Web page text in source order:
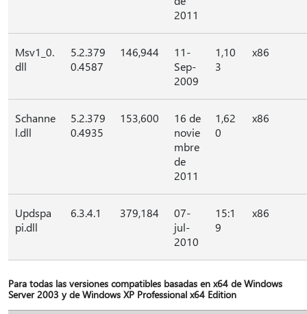
2011
Msv1_0.
dll
5.2.379
0.4587
146,944
11-
Sep-
2009
1,10
3
x86
Schanne
l.dll
5.2.379
0.4935
153,600
16 de
novie
mbre
de
2011
1,62
0
x86
Updspa
pi.dll
6.3.4.1 379,184
07-
jul-
2010
15:1
9
x86
Para todas las versiones compatibles basadas en x64 de Windows
Server 2003 y de Windows XP Professional x64 Edition